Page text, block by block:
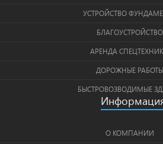
УСТРОЙСТВО
БЛАГОУСТРОЙСТВО
АРЕНДА
ДОРОЖНЫЕ РАБОТЫ
БЫСТРОВОЗВОДИМЫЕ
О КОМПАНИИ